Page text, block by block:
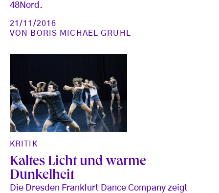
48Nord.
21/11/2016
VON
BORIS MICHAEL GRUHL
KRITIK
Kaltes Licht und warme
Dunkelheit
Die Dresden Frankfurt Dance Company zeigt